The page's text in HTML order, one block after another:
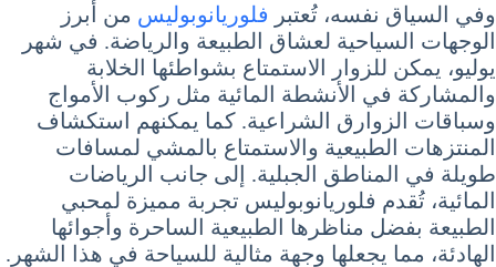
وفي السياق نفسه، تُعتبر فلوريانوبوليس من أبرز
الوجهات السياحية لعشاق الطبيعة والرياضة. في شهر
يوليو، يمكن للزوار الاستمتاع بشواطئها الخلابة
والمشاركة في الأنشطة المائية مثل ركوب الأمواج
وسباقات الزوارق الشراعية. كما يمكنهم استكشاف
المنتزهات الطبيعية والاستمتاع بالمشي لمسافات
طويلة في المناطق الجبلية. إلى جانب الرياضات
المائية، تُقدم فلوريانوبوليس تجربة مميزة لمحبي
الطبيعة بفضل مناظرها الطبيعية الساحرة وأجوائها
الهادئة، مما يجعلها وجهة مثالية للسياحة في هذا الشهر.